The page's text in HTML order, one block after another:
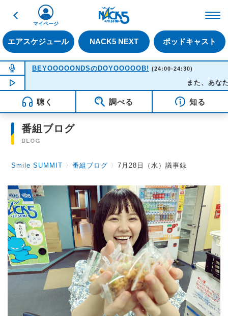
戻る
エアスケジュール NACK5 NEXT ポッドキャスト
マイページ
NOW ON AIR
BEYOOOOONDSのDOYOOOOOB! (24:00-24:30)
また、あなたに恋
聴く 調べる 知る
番組ブログ
BLOG
Smile SUMMIT 〉番組ブログ 〉7月28日（水）議事録